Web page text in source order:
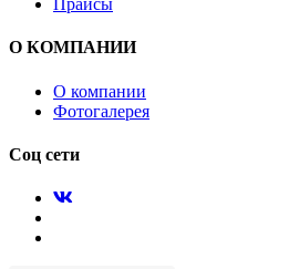
Прайсы
О КОМПАНИИ
О компании
Фотогалерея
Соц сети